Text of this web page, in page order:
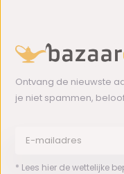
Ontvang de nieuwste
je niet spammen,
* Lees hier de wettelijke